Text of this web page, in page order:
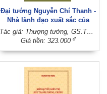
Đại tướng Nguyễn Chí Thanh -
Nhà lãnh đạo xuất sắc của
Đảng, vị tướng tài ba của
Quân đội nhân dân Việt Nam
Tác giả: Thượng tướng, GS.TS. Nguyễn Chí Vịnh (Tuyển chọn)
Giá tiền: 323.000 đ